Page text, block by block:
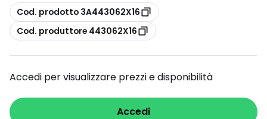
copia
Cod. prodotto 3A443062X16
copia
Cod. produttore 443062X16
Accedi per visualizzare prezzi e disponibilità
Accedi